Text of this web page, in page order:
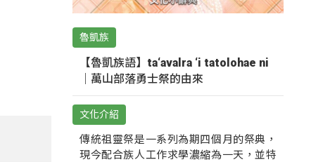
魯凱族
【魯凱族語】ta‘avalra ‘i tatolohae ni
｜萬山部落勇士祭的由來
文化介紹
傳統祖靈祭是一系列為期四個月的祭典，
現今配合族人工作求學濃縮為一天，並特